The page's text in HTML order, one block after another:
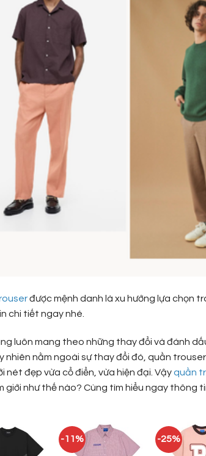
được mệnh danh là xu hướng lựa chọn
chi tiết ngay nhé.
luôn mang theo những thay đổi và đánh
nhiên nằm ngoài sự thay đổi đó, quần
nét đẹp vừa cổ điển, vừa hiện đại. Vậyquần
giới như thế nào? Cùng tìm hiểu ngay thông
-11% -25%